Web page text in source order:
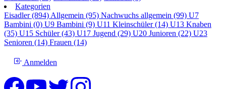
Kategorien
Eisadler (894) Allgemein (95) Nachwuchs allgemein (99) U7
Bambini (0) U9 Bambini (9) U11 Kleinschüler (14) U13 Knaben
(35) U15 Schüler (43) U17 Jugend (29) U20 Junioren (22) U23
Senioren (14) Frauen (14)
Anmelden